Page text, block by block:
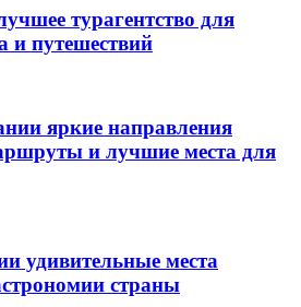
турагентство для
и путешествий
яркие направления
и лучшие места для
удивительные места
страны